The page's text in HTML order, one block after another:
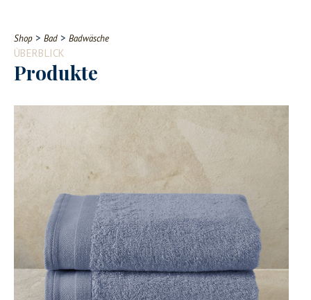
Contact
Shop > Bad > Badwäsche
ÜBERBLICK
Produkte